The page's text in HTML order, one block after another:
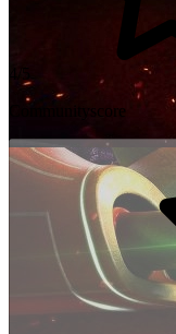
Communityscore